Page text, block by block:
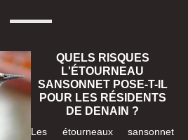
QUELS RISQUES
L'ÉTOURNEAU
SANSONNET POSE-T-IL
POUR LES RÉSIDENTS
DE DENAIN ?
Les étourneaux sansonnet